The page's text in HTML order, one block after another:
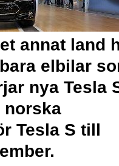
annat land
elbilar
nya Tesla
norska
Tesla S till